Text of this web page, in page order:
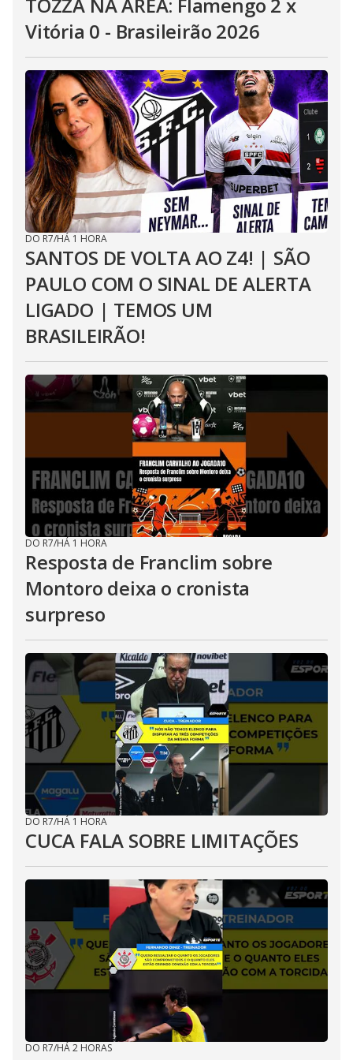
Vitória 0 - Brasileirão 2026
DO R7/HÁ 1 HORA
SANTOS DE VOLTA AO Z4! | SÃO
PAULO COM O SINAL DE ALERTA
LIGADO | TEMOS UM
BRASILEIRÃO!
DO R7/HÁ 1 HORA
Resposta de Franclim sobre
Montoro deixa o cronista
surpreso
DO R7/HÁ 1 HORA
CUCA FALA SOBRE LIMITAÇÕES
DO R7/HÁ 2 HORAS